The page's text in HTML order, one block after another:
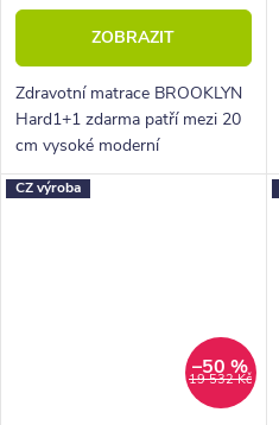
ZOBRAZIT
Zdravotní matrace BROOKLYN
Hard1+1 zdarma patří mezi 20
cm vysoké moderní
oboustranné matrace střední až
vyšší tvrdosti. Matrace je
CZ výroba
19 532 Kč
–50 %